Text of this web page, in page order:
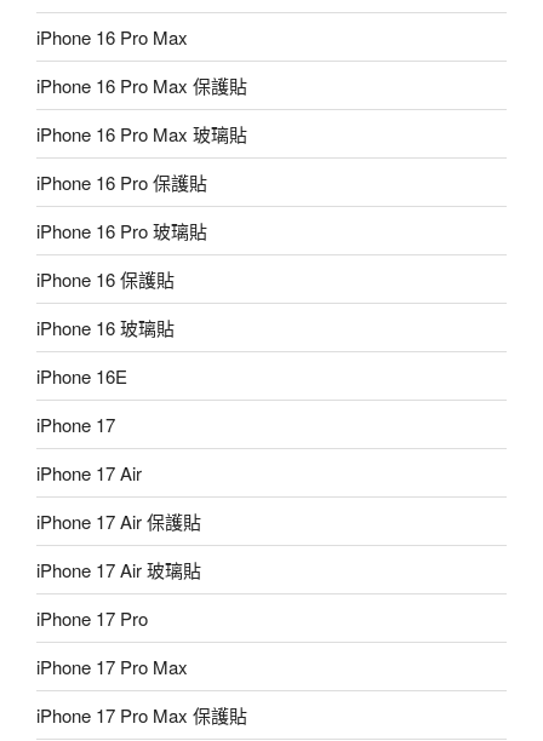
iPhone 16 Pro Max
iPhone 16 Pro Max 保護貼
iPhone 16 Pro Max 玻璃貼
iPhone 16 Pro 保護貼
iPhone 16 Pro 玻璃貼
iPhone 16 保護貼
iPhone 16 玻璃貼
iPhone 16E
iPhone 17
iPhone 17 Air
iPhone 17 Air 保護貼
iPhone 17 Air 玻璃貼
iPhone 17 Pro
iPhone 17 Pro Max
iPhone 17 Pro Max 保護貼